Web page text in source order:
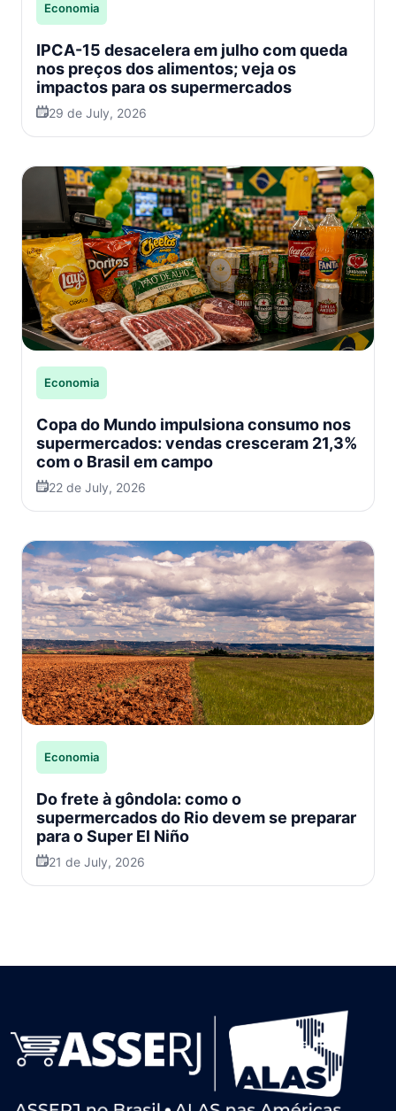
Economia
IPCA-15 desacelera em julho com queda
nos preços dos alimentos; veja os
impactos para os supermercados
29 de July, 2026
Economia
Copa do Mundo impulsiona consumo nos
supermercados: vendas cresceram 21,3%
com o Brasil em campo
22 de July, 2026
Economia
Do frete à gôndola: como o
supermercados do Rio devem se preparar
para o Super El Niño
21 de July, 2026